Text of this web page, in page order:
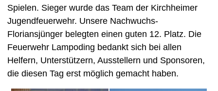
Spielen. Sieger wurde das Team der Kirchheimer
Jugendfeuerwehr. Unsere Nachwuchs-
Floriansjünger belegten einen guten 12. Platz. Die
Feuerwehr Lampoding bedankt sich bei allen
Helfern, Unterstützern, Ausstellern und Sponsoren,
die diesen Tag erst möglich gemacht haben.